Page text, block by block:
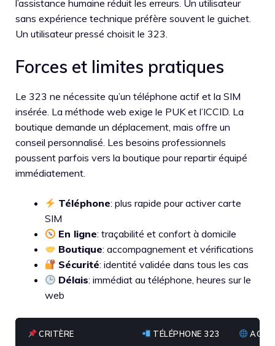
l’assistance humaine réduit les erreurs. Un utilisateur
sans expérience technique préfère souvent le guichet.
Un utilisateur pressé choisit le 323.
Forces et limites pratiques
Le 323 ne nécessite qu’un téléphone actif et la SIM
insérée. La méthode web exige le PUK et l’ICCID. La
boutique demande un déplacement, mais offre un
conseil personnalisé. Les besoins professionnels
poussent parfois vers la boutique pour repartir équipé
immédiatement.
Téléphone: plus rapide pour activer carte
SIM
En ligne: traçabilité et confort à domicile
Boutique: accompagnement et vérifications
Sécurité: identité validée dans tous les cas
Délais: immédiat au téléphone, heures sur le
web
CRITÈRE TÉLÉPHONE 323